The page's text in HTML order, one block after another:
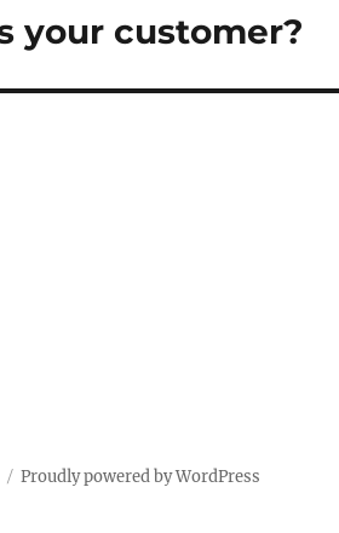
your customer?
Proudly powered by WordPress